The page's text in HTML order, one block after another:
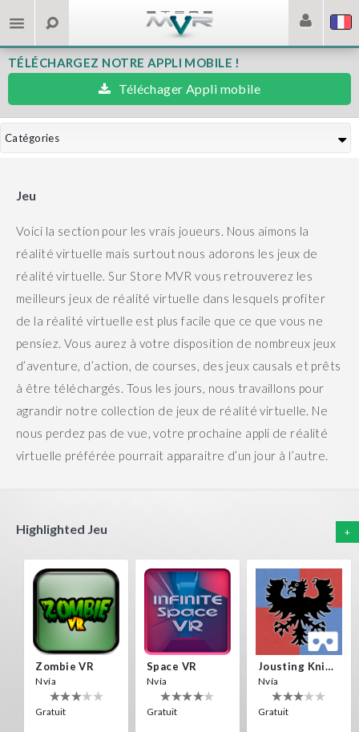
TÉLÉCHARGEZ NOTRE APPLI MOBILE !
Téléchager Appli mobile
Catégories
Jeu
Voici la section pour les vrais joueurs. Nous aimons la
réalité virtuelle mais surtout nous adorons les jeux de
réalité virtuelle.Sur Store MVR vous retrouverez les
meilleurs jeux de réalité virtuelle dans lesquels profiter
de la réalité virtuelle est plus facile que ce que vous ne
pensiez. Vous aurez à votre disposition de nombreux jeux
d’aventure, d’action, de courses, des jeux causals et prêts
à être téléchargés. Tous les jours, nous travaillons pour
agrandir notre collection de jeux de réalité virtuelle. Ne
nous perdez pas de vue, votre prochaine appli de réalité
virtuelle préférée pourrait apparaitre d’un jour à l’autre.
+
Highlighted Jeu
Zombie VR
Nvía
Gratuit
Space VR
Nvía
Gratuit
Jousting Knights VR
Nvía
Gratuit